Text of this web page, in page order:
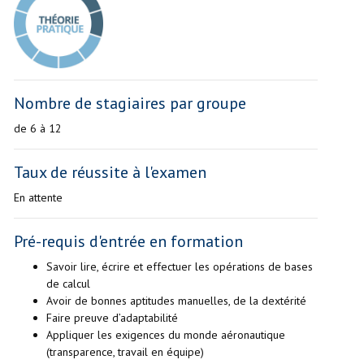
Nombre de stagiaires par groupe
de 6 à 12
Taux de réussite à l'examen
En attente
Pré-requis d'entrée en formation
Savoir lire, écrire et effectuer les opérations de bases
de calcul
Avoir de bonnes aptitudes manuelles, de la dextérité
Faire preuve d’adaptabilité
Appliquer les exigences du monde aéronautique
(transparence, travail en équipe)